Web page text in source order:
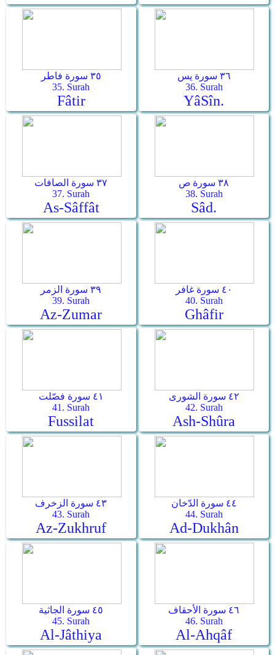
٣٥ سورة فاطر
35. Surah
Fâtir
٣٦ سورة يس
36. Surah
Yâ­Sîn.
٣٧ سورة الصافات
37. Surah
As-Sâffât
٣٨ سورة ص
38. Surah
Sâd.
٣٩ سورة الزمر
39. Surah
Az-Zumar
٤٠ سورة غافر
40. Surah
Ghâfir
٤١ سورة فصّلت
41. Surah
Fussilat
٤٢ سورة الشورى
42. Surah
Ash-Shûra
٤٣ سورة الزخرف
43. Surah
Az-Zukhruf
٤٤ سورة الدّخان
44. Surah
Ad-Dukhân
٤٥ سورة الجاثية
45. Surah
Al-Jâthiya
٤٦ سورة الأحقاف
46. Surah
Al-Ahqâf